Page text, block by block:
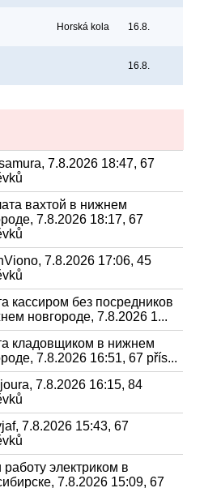
Horská kola 16.8.
16.8.
7.8.2026 18:47, 67
вахтой в нижнем
7.8.2026 18:17, 67
7.8.2026 17:06, 45
кассиром без посредников
новгороде, 7.8.2026 1...
кладовщиком в нижнем
7.8.2026 16:51, 67 přís...
7.8.2026 16:15, 84
7.8.2026 15:43, 67
работу электриком в
7.8.2026 15:09, 67